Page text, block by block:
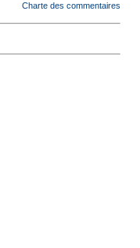
Charte des commentaires